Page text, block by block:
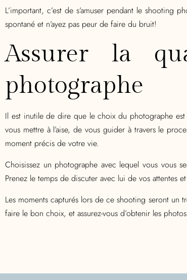
L’important, c’est de s’amuser pendant le shooting
spontané et n’ayez pas peur de faire du bruit!
Assurer la
photographe
Il est inutile de dire que le choix du photographe
vous mettre à l’aise, de vous guider à travers le
moment précis de votre vie.
Choisissez un photographe avec lequel vous vous
Prenez le temps de discuter avec lui de vos attentes
Les moments capturés lors de ce shooting seront un
faire le bon choix, et assurez-vous d’obtenir les